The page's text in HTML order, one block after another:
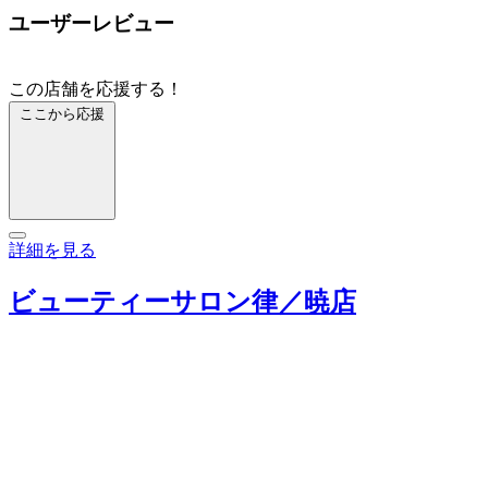
ユーザーレビュー
この店舗を応援する！
ここから応援
詳細を見る
ビューティーサロン律／暁店